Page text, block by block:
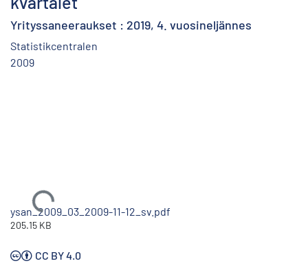
Yrityssaneeraukset : 2019, 4. vuosineljännes
Statistikcentralen
2009
Ladataan...
ysan_2009_03_2009-11-12_sv.pdf
205.15 KB
CC BY 4.0